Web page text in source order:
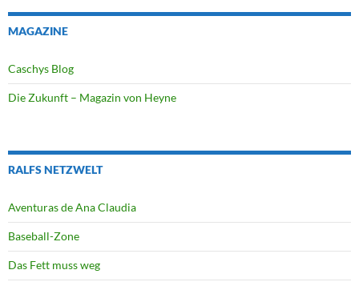
MAGAZINE
Caschys Blog
Die Zukunft – Magazin von Heyne
RALFS NETZWELT
Aventuras de Ana Claudia
Baseball-Zone
Das Fett muss weg